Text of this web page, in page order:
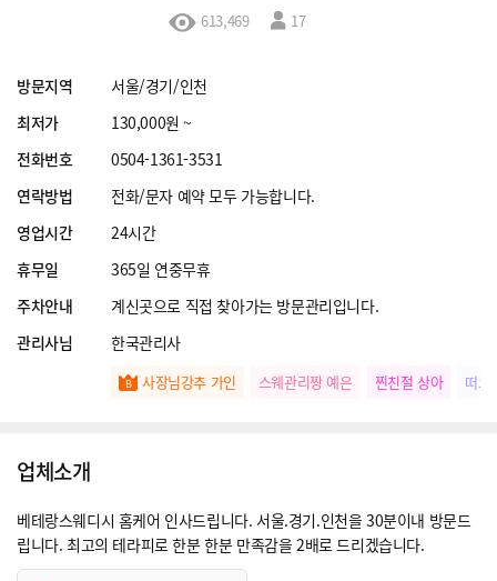
613,469 17
방문지역
서울/경기/인천
최저가
130,000원 ~
전화번호
0504-1361-3531
연락방법
전화/문자 예약 모두 가능합니다.
영업시간
24시간
휴무일
365일 연중무휴
주차안내
계신곳으로 직접 찾아가는 방문관리입니다.
관리사님
한국관리사
사장님강추 가인 스웨관리짱 예은 찐친절 상아 떠오
업체소개
베테랑스웨디시 홈케어 인사드립니다. 서울.경기.인천을 30분이내 방문드
립니다. 최고의 테라피로 한분 한분 만족감을 2배로 드리겠습니다.